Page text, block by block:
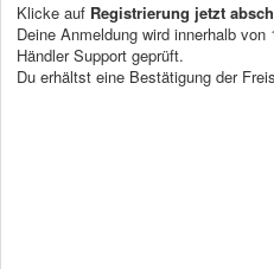
Klicke auf Registrierung jetzt
Deine Anmeldung wird innerhalb
Händler Support geprüft.
Du erhältst eine Bestätigung der